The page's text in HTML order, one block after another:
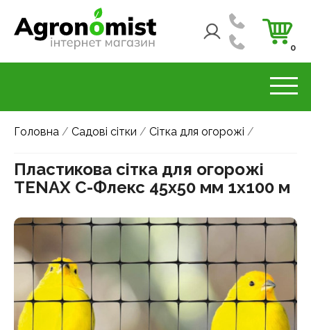
0
Головна / Садові сітки / Сітка для огорожі /
Пластикова сітка для огорожі
TENAX С-Флекс 45х50 мм 1х100 м